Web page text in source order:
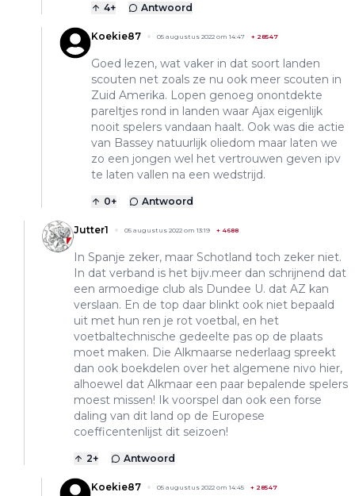
4+ Antwoord
Koekie87 05 augustus 2022 om 14:47 + 28547
Goed lezen, wat vaker in dat soort landen
scouten net zoals ze nu ook meer scouten in
Zuid Amerika. Lopen genoeg onontdekte
pareltjes rond in landen waar Ajax eigenlijk
nooit spelers vandaan haalt. Ook was die actie
van Bassey natuurlijk oliedom maar laten we
zo een jongen wel het vertrouwen geven ipv
te laten vallen na een wedstrijd.
0+ Antwoord
Jutter1 05 augustus 2022 om 13:19 + 4688
In Spanje zeker, maar Schotland toch zeker niet.
In dat verband is het bijv.meer dan schrijnend dat
een armoedige club als Dundee U. dat AZ kan
verslaan. En de top daar blinkt ook niet bepaald
uit met hun ren je rot voetbal, en het
voetbaltechnische gedeelte pas op de plaats
moet maken. Die Alkmaarse nederlaag spreekt
dan ook boekdelen over het algemene nivo hier,
alhoewel dat Alkmaar een paar bepalende spelers
moest missen! Ik voorspel dan ook een forse
daling van dit land op de Europese
coefficentenlijst dit seizoen!
2+ Antwoord
Koekie87 05 augustus 2022 om 14:45 + 28547